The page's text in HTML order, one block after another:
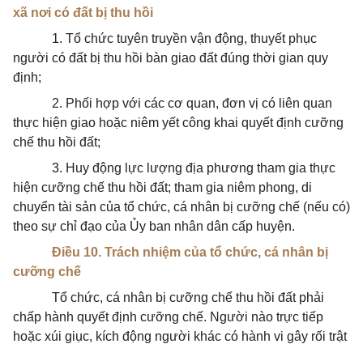
xã nơi có đất bị thu hồi
1. Tổ chức tuyên truyền vận động, thuyết phục
người có đất bị thu hồi bàn giao đất đúng thời gian quy
định;
2. Phối hợp với các cơ quan, đơn vị có liên quan
thực hiện giao hoặc niêm yết công khai quyết định cưỡng
chế thu hồi đất;
3. Huy động lực lượng địa phương tham gia thực
hiện cưỡng chế thu hồi đất; tham gia niêm phong, di
chuyển tài sản của tổ chức, cá nhân bị cưỡng chế (nếu có)
theo sự chỉ đạo của Ủy ban nhân dân cấp huyện.
Điều 10. Trách nhiệm của tổ chức, cá nhân bị
cưỡng chế
Tổ chức, cá nhân bị cưỡng chế thu hồi đất phải
chấp hành quyết định cưỡng chế. Người nào trực tiếp
hoặc xúi giục, kích động người khác có hành vi gây rối trật